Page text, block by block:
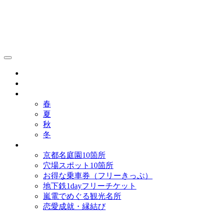
春
夏
秋
冬
京都名庭園10箇所
穴場スポット10箇所
お得な乗車券（フリーきっぷ）
地下鉄1dayフリーチケット
嵐電でめぐる観光名所
恋愛成就・縁結び